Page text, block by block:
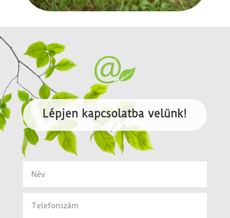
Lépjen kapcsolatba velünk!